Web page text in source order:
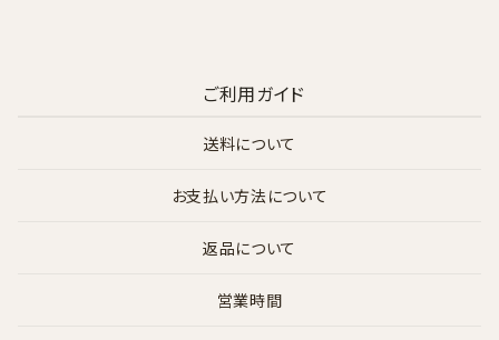
ご利用ガイド
送料について
お支払い方法について
返品について
営業時間